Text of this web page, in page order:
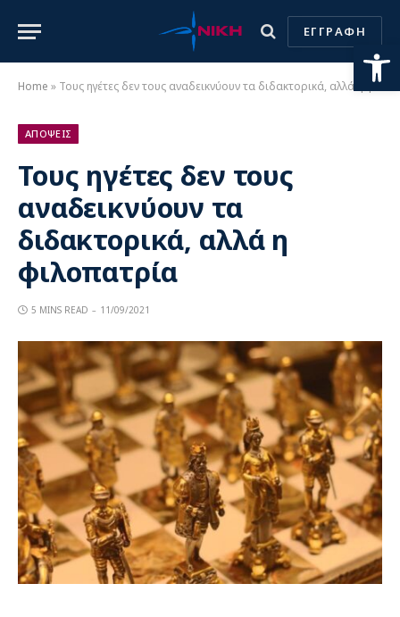
ΕΓΓΡΑΦΗ
Home » Τους ηγέτες δεν τους αναδεικνύουν τα διδακτορικά, αλλά η φιλοπατρία
ΑΠΟΨΕΙΣ
Τους ηγέτες δεν τους
αναδεικνύουν τα
διδακτορικά, αλλά η
φιλοπατρία
5 MINS READ 11/09/2021